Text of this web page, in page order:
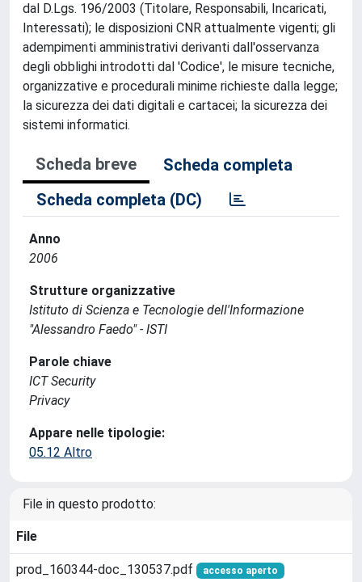
dal D.Lgs. 196/2003 (Titolare, Responsabili, Incaricati,
Interessati); le disposizioni CNR attualmente vigenti; gli
adempimenti amministrativi derivanti dall'osservanza
degli obblighi introdotti dal 'Codice', le misure tecniche,
organizzative e procedurali minime richieste dalla legge;
la sicurezza dei dati digitali e cartacei; la sicurezza dei
sistemi informatici.
Scheda breve
Scheda completa
Scheda completa (DC)
Anno
2006
Strutture organizzative
Istituto di Scienza e Tecnologie dell'Informazione
"Alessandro Faedo" - ISTI
Parole chiave
ICT Security
Privacy
Appare nelle tipologie:
05.12 Altro
File in questo prodotto:
File
prod_160344-doc_130537.pdf accesso aperto